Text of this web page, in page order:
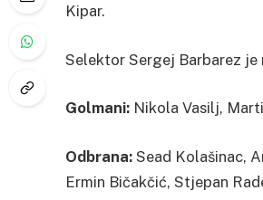
Kipar.
Selektor Sergej Barbarez je
Golmani: Nikola Vasilj,
Odbrana: Sead Kolašinac,
Ermin Bičakčić, Stjepan